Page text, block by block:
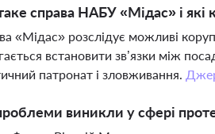
справа НАБУ «Мідас» і які
«Мідас» розслідує можливі
встановити зв’язки між
патронат і зловживання.
виникли у сфері